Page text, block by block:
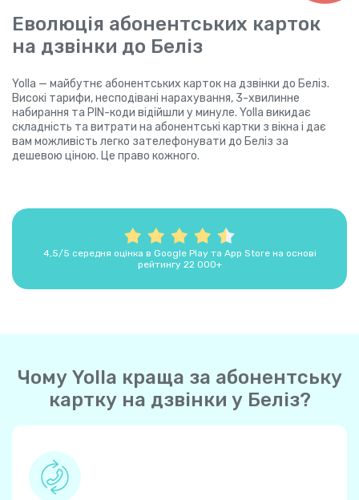
Еволюція абонентських карток
на дзвінки до Беліз
Yolla — майбутнє абонентських карток на дзвінки до Беліз.
Високі тарифи, несподівані нарахування, 3-хвилинне
набирання та PIN-коди відійшли у минуле. Yolla викидає
складність та витрати на абонентські картки з вікна і дає
вам можливість легко зателефонувати до Беліз за
дешевою ціною. Це право кожного.
4,5/5 середня оцінка в Google Play та App Store на основі
рейтингу 22 000+
Чому Yolla краща за абонентську
картку на дзвінки у Беліз?